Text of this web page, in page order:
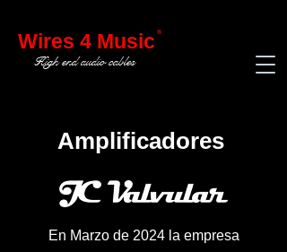
®
Wires 4 Music
High end audio cables
Amplificadores
En Marzo de 2024 la empresa